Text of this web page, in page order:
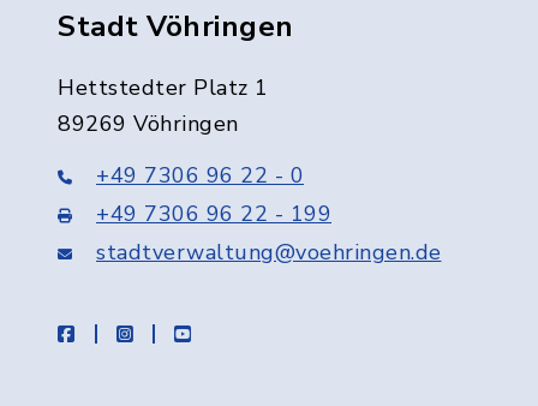
Stadt Vöhringen
Hettstedter Platz 1
89269 Vöhringen
+49 7306 96 22 - 0
+49 7306 96 22 - 199
stadtverwaltung@voehringen.de
facebookinstagramyoutube